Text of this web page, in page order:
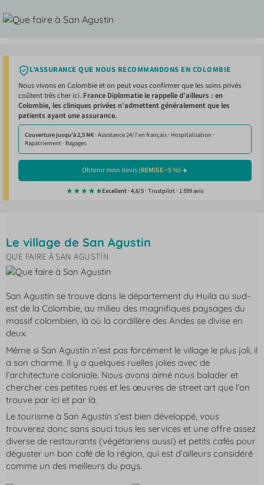
L'ASSURANCE QUE NOUS RECOMMANDONS EN COLOMBIE
Nous vivons en Colombie et on peut vous confirmer que les soins privés
coûtent très cher ici. France Diplomatie le rappelle d'ailleurs : en
Colombie, les cliniques privées n'admettent généralement que les
patients ayant une assurance.
Couverture jusqu'à 2,5 M€· Assistance 24/7 en français · Hospitalisation ·
Rapatriement · Bagages
Obtenir mon devis(REMISE −5 %)
Excellent · 4,6/5· Trustpilot · 1 599 avis
Le village de San Agustin
QUE FAIRE À SAN AGUSTÍN
San Agustín se trouve dans le département du Huila au sud-
est de la Colombie, au milieu des magnifiques paysages du
massif colombien, là où la cordillère des Andes se divise en
deux.
Même si San Agustín n’est pas forcément le village le plus joli, il
a son charme. Il y a quelques ruelles jolies avec de
l’architecture coloniale. Nous avons aimé nous balader et
chercher ces petites rues et les œuvres de street art que l’on
trouve par ici et par là.
Le tourisme à San Agustín s’est bien développé, vous
trouverez donc sans souci tous les services et une offre assez
diverse de restaurants (végétariens aussi) et petits cafés pour
déguster un bon café de la région, qui est d’ailleurs considéré
comme un des meilleurs du pays.